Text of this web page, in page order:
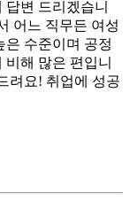
변 드리겠습니
어느 직무든 여성
은 수준이며 공정
해 많은 편입니
려요! 취업에 성공